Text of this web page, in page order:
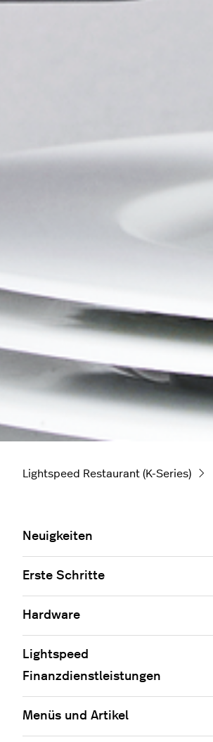
Lightspeed Restaurant (K-Series)
Neuigkeiten
Erste Schritte
Hardware
Lightspeed
Finanzdienstleistungen
Menüs und Artikel